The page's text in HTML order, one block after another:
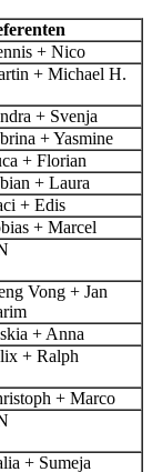
+ Nico
+ Michael H.
+ Svenja
+ Yasmine
+ Florian
+ Laura
+ Edis
+ Marcel
Vong + Jan
+ Anna
+ Ralph
+ Marco
+ Sumeja